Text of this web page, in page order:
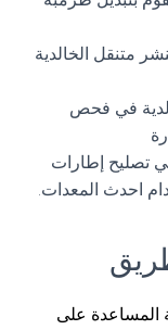
متنقل الخالدية
في فحص
تصليح إطارات
احدث المعدات.
المساعدة على